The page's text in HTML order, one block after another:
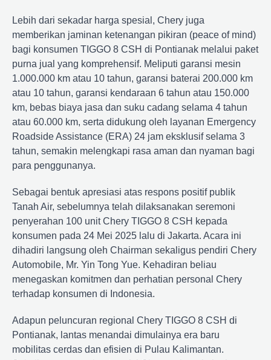
Lebih dari sekadar harga spesial, Chery juga
memberikan jaminan ketenangan pikiran (peace of mind)
bagi konsumen TIGGO 8 CSH di Pontianak melalui paket
purna jual yang komprehensif. Meliputi garansi mesin
1.000.000 km atau 10 tahun, garansi baterai 200.000 km
atau 10 tahun, garansi kendaraan 6 tahun atau 150.000
km, bebas biaya jasa dan suku cadang selama 4 tahun
atau 60.000 km, serta didukung oleh layanan Emergency
Roadside Assistance (ERA) 24 jam eksklusif selama 3
tahun, semakin melengkapi rasa aman dan nyaman bagi
para penggunanya.
Sebagai bentuk apresiasi atas respons positif publik
Tanah Air, sebelumnya telah dilaksanakan seremoni
penyerahan 100 unit Chery TIGGO 8 CSH kepada
konsumen pada 24 Mei 2025 lalu di Jakarta. Acara ini
dihadiri langsung oleh Chairman sekaligus pendiri Chery
Automobile, Mr. Yin Tong Yue. Kehadiran beliau
menegaskan komitmen dan perhatian personal Chery
terhadap konsumen di Indonesia.
Adapun peluncuran regional Chery TIGGO 8 CSH di
Pontianak, lantas menandai dimulainya era baru
mobilitas cerdas dan efisien di Pulau Kalimantan.